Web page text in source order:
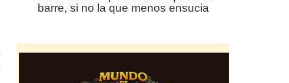
barre, si no la que menos ensucia